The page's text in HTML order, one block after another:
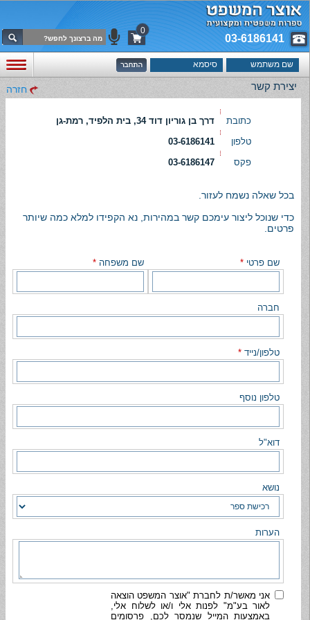
03-6186141
0
יצירת קשר חזרה
כתובת
דרך בן גוריון דוד 34, בית הלפיד, רמת-גן
טלפון
03-6186141
פקס
03-6186147
בכל שאלה נשמח לעזור.
כדי שנוכל ליצור עימכם קשר במהירות, נא הקפידו למלא כמה שיותר
פרטים.
שם פרטי * שם משפחה *
חברה
טלפון/נייד *
טלפון נוסף
דוא"ל
נושא
הערות
אני מאשר/ת לחברת "אוצר המשפט הוצאה
לאור בע"מ" לפנות אלי ו/או לשלוח אלי,
באמצעות המייל שנמסר לכם, פרסומים